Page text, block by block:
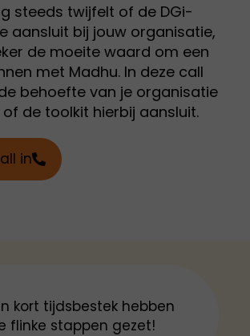
steeds twijfelt of de DGi-
aansluit bij jouw organisatie,
de moeite waard om een
met Madhu. In deze call
behoefte van je organisatie
de toolkit hierbij aansluit.
in
kort tijdsbestek hebben
flinke stappen gezet!